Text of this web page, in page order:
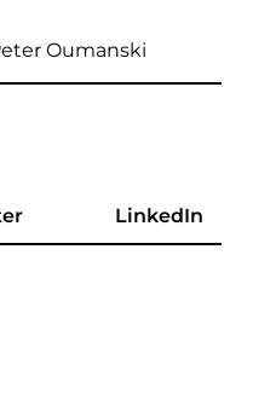
Oumanski
LinkedIn